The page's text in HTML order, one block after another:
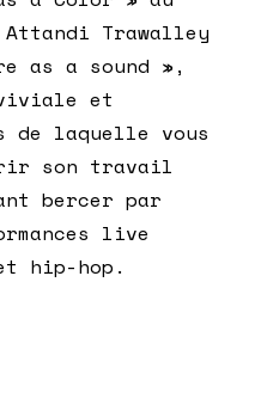
Trawalley
as a sound »,
et
de laquelle vous
son travail
bercer par
live
hip-hop.